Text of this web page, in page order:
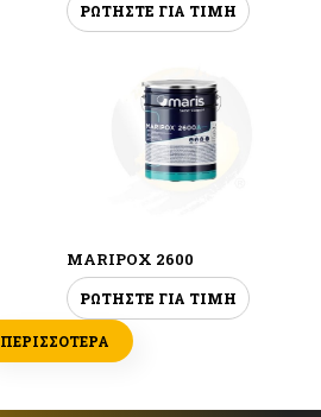
ΡΩΤΗΣΤΕ ΓΙΑ ΤΙΜΗ
MARIPOX 2600
ΡΩΤΗΣΤΕ ΓΙΑ ΤΙΜΗ
ΠΕΡΙΣΣΟΤΕΡΑ